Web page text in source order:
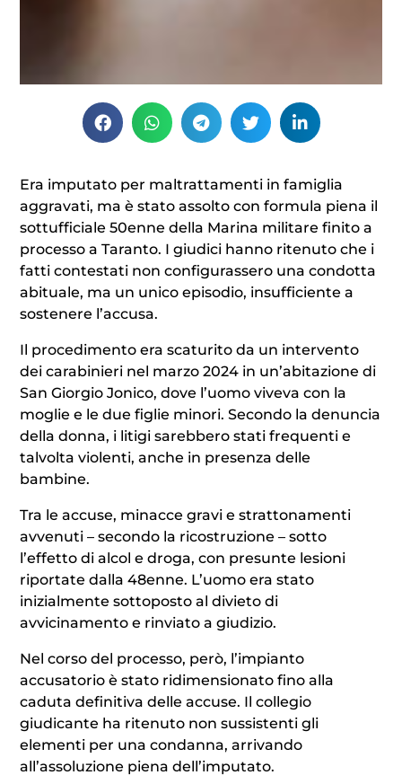
Era imputato per maltrattamenti in famiglia
aggravati, ma è stato assolto con formula piena il
sottufficiale 50enne della Marina militare finito a
processo a Taranto. I giudici hanno ritenuto che i
fatti contestati non configurassero una condotta
abituale, ma un unico episodio, insufficiente a
sostenere l’accusa.
Il procedimento era scaturito da un intervento
dei carabinieri nel marzo 2024 in un’abitazione di
San Giorgio Jonico, dove l’uomo viveva con la
moglie e le due figlie minori. Secondo la denuncia
della donna, i litigi sarebbero stati frequenti e
talvolta violenti, anche in presenza delle
bambine.
Tra le accuse, minacce gravi e strattonamenti
avvenuti – secondo la ricostruzione – sotto
l’effetto di alcol e droga, con presunte lesioni
riportate dalla 48enne. L’uomo era stato
inizialmente sottoposto al divieto di
avvicinamento e rinviato a giudizio.
Nel corso del processo, però, l’impianto
accusatorio è stato ridimensionato fino alla
caduta definitiva delle accuse. Il collegio
giudicante ha ritenuto non sussistenti gli
elementi per una condanna, arrivando
all’assoluzione piena dell’imputato.